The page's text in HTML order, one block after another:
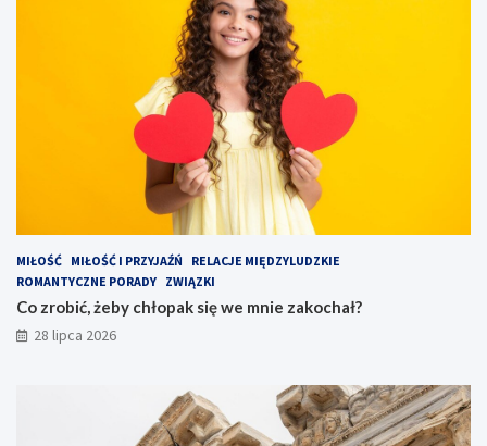
MIŁOŚĆ MIŁOŚĆ I PRZYJAŹŃ
RELACJE MIĘDZYLUDZKIE
ROMANTYCZNE PORADY ZWIĄZKI
Co zrobić, żeby chłopak się we mnie zakochał?
28 lipca 2026